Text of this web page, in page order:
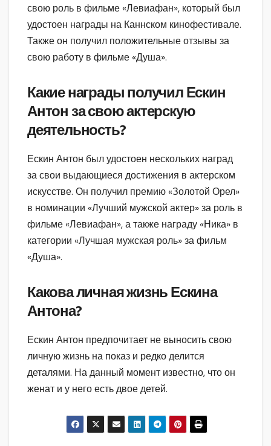
свою роль в фильме «Левиафан», который был
удостоен награды на Каннском кинофестивале.
Также он получил положительные отзывы за
свою работу в фильме «Душа».
Какие награды получил Ескин
Антон за свою актерскую
деятельность?
Ескин Антон был удостоен нескольких наград
за свои выдающиеся достижения в актерском
искусстве. Он получил премию «Золотой Орел»
в номинации «Лучший мужской актер» за роль в
фильме «Левиафан», а также награду «Ника» в
категории «Лучшая мужская роль» за фильм
«Душа».
Какова личная жизнь Ескина
Антона?
Ескин Антон предпочитает не выносить свою
личную жизнь на показ и редко делится
деталями. На данный момент известно, что он
женат и у него есть двое детей.